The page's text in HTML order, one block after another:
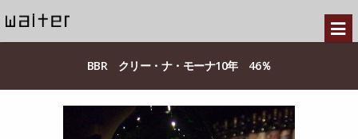
BBR クリー・ナ・モーナ10年 46％